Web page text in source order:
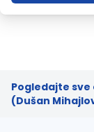
Pogledajte
(Dušan